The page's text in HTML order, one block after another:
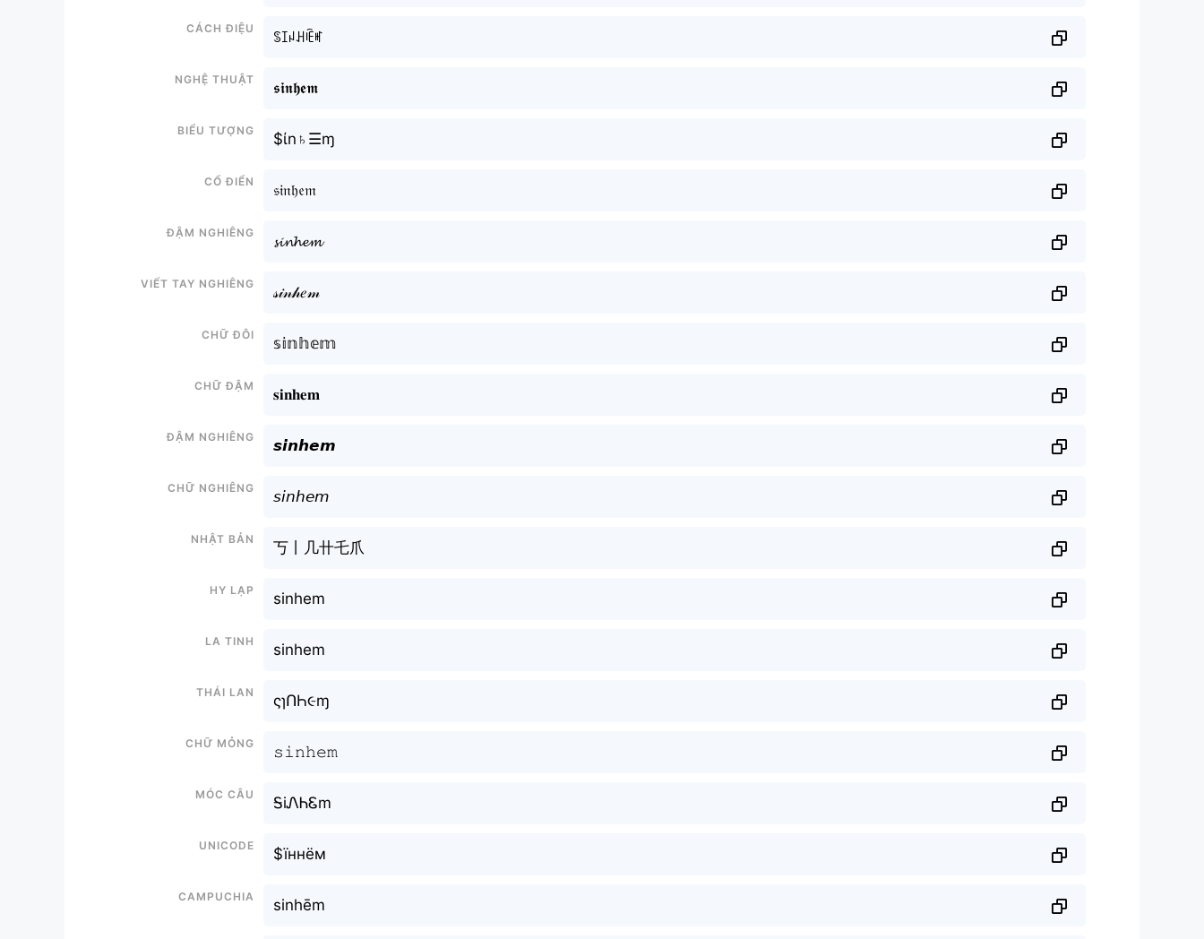
Cách điệu
ꌗꀤꈤꃅꍟꎭ
Nghệ thuật
𝖘𝖎𝖓𝖍𝖊𝖒
Biểu tượng
$ίn♄☰ɱ
Cổ điển
𝔰𝔦𝔫𝔥𝔢𝔪
Đậm nghiêng
𝓼𝓲𝓷𝓱𝓮𝓶
Viết tay nghiêng
𝓈𝒾𝓃𝒽𝑒𝓂
Chữ đôi
𝕤𝕚𝕟𝕙𝕖𝕞
Chữ đậm
𝐬𝐢𝐧𝐡𝐞𝐦
Đậm nghiêng
𝙨𝙞𝙣𝙝𝙚𝙢
Chữ nghiêng
𝘴𝘪𝘯𝘩𝘦𝘮
Nhật bản
丂丨几卄乇爪
Hy lạp
sinhem
La tinh
sinhem
Thái lan
ςɿՈҺ૯ɱ
Chữ mỏng
𝚜𝚒𝚗𝚑𝚎𝚖
Móc câu
ᎦiᏁᏂᏋm
Unicode
$їннём
Campuchia
sinhēm